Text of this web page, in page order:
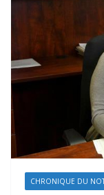
CHRONIQUE DU